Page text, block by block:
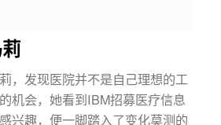
，发现医院并不是自己理想的工
机会，她看到IBM招募医疗信息
兴趣，便一脚踏入了变化莫测的